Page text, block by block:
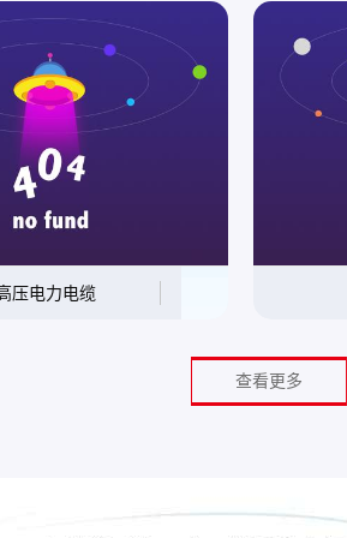
压电力电缆
查看更多